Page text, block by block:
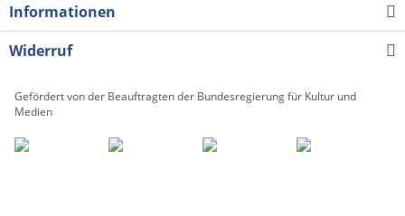
Informationen
Widerruf
Gefördert von der Beauftragten der Bundesregierung für Kultur und
Medien